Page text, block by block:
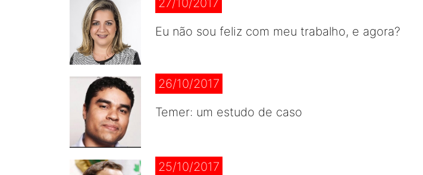
27/10/2017
Eu não sou feliz com meu trabalho, e agora?
26/10/2017
Temer: um estudo de caso
25/10/2017